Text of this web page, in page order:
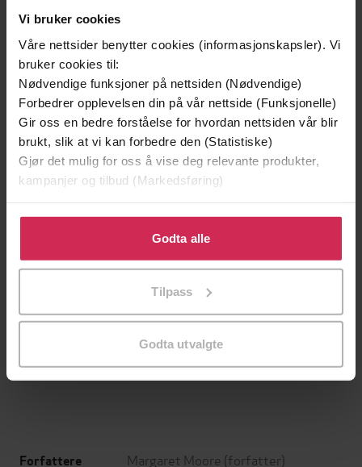
Vi bruker cookies
Våre nettsider benytter cookies (informasjonskapsler). Vi
bruker cookies til:
Nødvendige funksjoner på nettsiden (Nødvendige)
Forbedrer opplevelsen din på vår nettside (Funksjonelle)
Gir oss en bedre forståelse for hvordan nettsiden vår blir
brukt, slik at vi kan forbedre den (Statistiske)
Gjør det mulig for oss å vise deg relevante produkter,
kampanjer og tilbud (Markedsføring)
Klikk på «Godta alle» for å gi oss ditt samtykke til å
bruke cookies for alle disse formålene. Du kan også
tilpasse ditt samtykke til spesifikke formål ved å klikke
Godta alle
Tilpass
Godta utvalgte
Andre har også kjøpt
Premium
149,-
Stian Hjelvin Andersen
EBOK
299,-
EBOK
Forfattere Margaret Moore (forfatter)